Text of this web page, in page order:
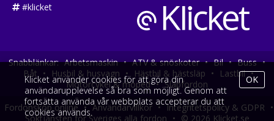
#klicket
Snabblänkar: Arbetsmaskin • ATV & snöskoter • Bil • Buss •
Båt • Husbil & husvagn • Hästbil & hästsläp • Lastbil •
Motorcykel & moped • Släpfordon
Fordonsköp online • Användarvillkor • Integritetspolicy & GDPR •
Söktjänsten för Sveriges alla fordon • © 2026 Klicket.se
Klicket använder cookies för att göra din
användarupplevelse så bra som möjligt. Genom att
fortsätta använda vår webbplats accepterar du att
cookies används.
OK